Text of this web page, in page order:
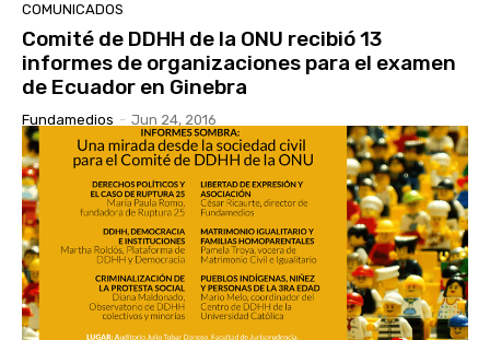
COMUNICADOS
Comité de DDHH de la ONU recibió 13
informes de organizaciones para el examen
de Ecuador en Ginebra
Fundamedios - Jun 24, 2016